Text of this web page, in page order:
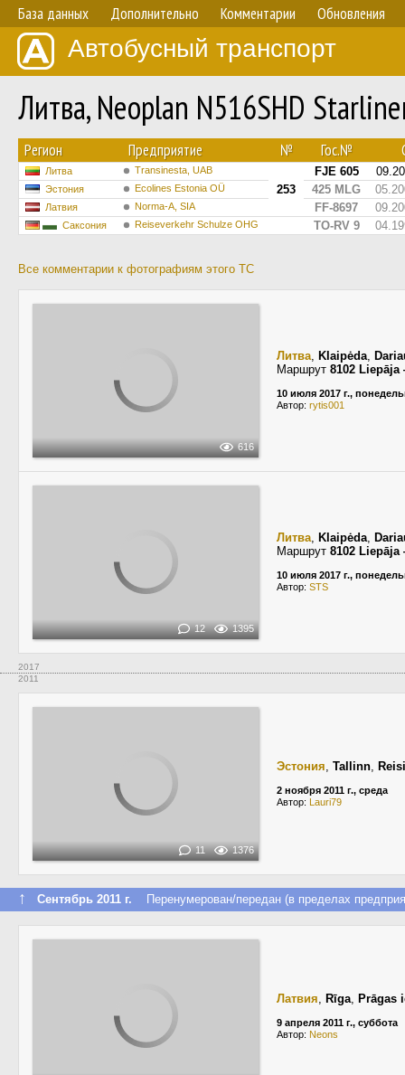
База данных Дополнительно Комментарии Обновления
Автобусный транспорт
Литва, Neoplan N516SHD
Регион Предприятие № Гос.№
Литва Transinesta, UAB
253
FJE 605
Эстония Ecolines Estonia OÜ 425 MLG
Латвия Norma-A, SIA FF-8697
Саксония Reiseverkehr Schulze OHG TO-RV 9
Все комментарии к фотографиям этого ТС
616
Литва, Klaipėda,
Маршрут 8102
10 июля 2017 г.,
Автор: rytis001
12 1395
Литва, Klaipėda,
Маршрут 8102
10 июля 2017 г.,
Автор: STS
2017
2011
11 1376
Эстония, Tallinn,
2 ноября 2011 г., среда
Автор: Lauri79
↑ Сентябрь 2011 г. Перенумерован/передан (в пределах
Латвия, Rīga, Prāgas
9 апреля 2011 г., суббота
Автор: Neons